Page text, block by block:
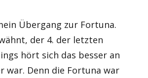
Übergang zur Fortuna.
der 4. der letzten
hört sich das besser an
war. Denn die Fortuna war